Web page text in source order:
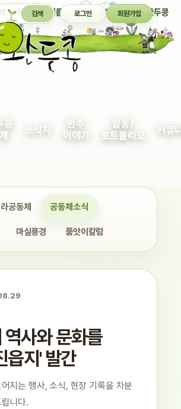
의 작은 이야기를 다정하게 엮어 보여주는 완두콩
검색 로그인 회원가입
콩
소식지
완주
이야기
활동/
포트폴리오
커뮤
공동체 공동체소식
마실풍경 품앗이칼럼
역사와 문화를
읍지' 발간
지는 행사, 소식, 현장 기록을 차분
니다.